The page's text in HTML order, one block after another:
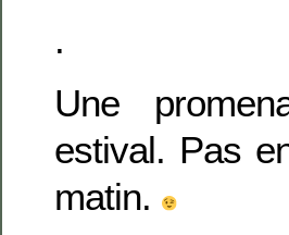
.
Une
estival. Pas
matin.